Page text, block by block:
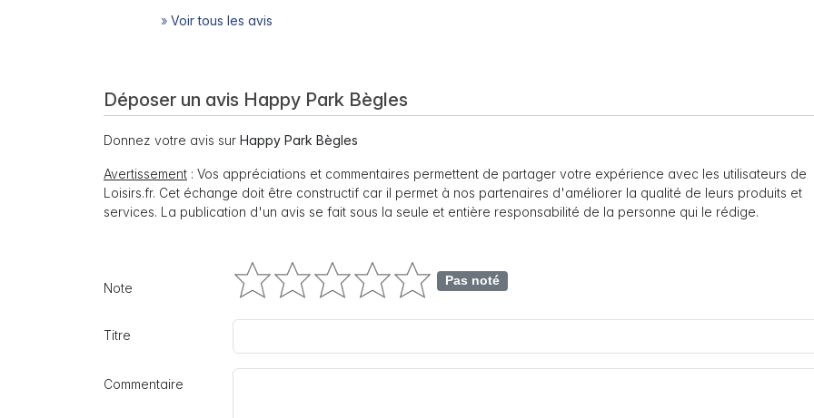
» Voir tous les avis
Déposer un avis Happy Park Bègles
Donnez votre avis sur Happy Park Bègles
Avertissement : Vos appréciations et commentaires permettent de partager votre expérience avec les utilisateurs de
Loisirs.fr. Cet échange doit être constructif car il permet à nos partenaires d'améliorer la qualité de leurs produits et
services. La publication d'un avis se fait sous la seule et entière responsabilité de la personne qui le rédige.
Note Pas noté
Titre
Commentaire